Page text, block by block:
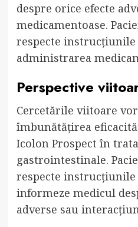
despre orice efecte
medicamentoase.
respecte
administrarea
Perspective
Cercetările viitoare
îmbunătățirea
Icolon Prospect în
gastrointestinale.
respecte instrucțiunile
informeze medicul
adverse sau